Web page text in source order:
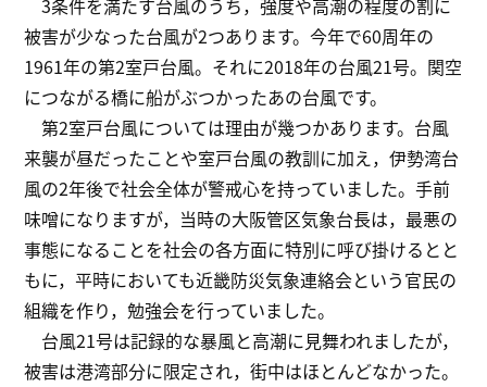
3条件を満たす台風のうち，強度や高潮の程度の割に
被害が少なった台風が2つあります。今年で60周年の
1961年の第2室戸台風。それに2018年の台風21号。関空
につながる橋に船がぶつかったあの台風です。
第2室戸台風については理由が幾つかあります。台風
来襲が昼だったことや室戸台風の教訓に加え，伊勢湾台
風の2年後で社会全体が警戒心を持っていました。手前
味噌になりますが，当時の大阪管区気象台長は，最悪の
事態になることを社会の各方面に特別に呼び掛けるとと
もに，平時においても近畿防災気象連絡会という官民の
組織を作り，勉強会を行っていました。
台風21号は記録的な暴風と高潮に見舞われましたが，
被害は港湾部分に限定され，街中はほとんどなかった。